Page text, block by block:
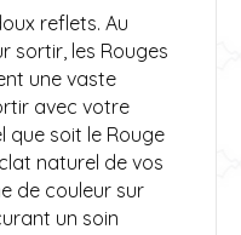
reflets. Au
sortir, les Rouges
une vaste
avec votre
que soit le Rouge
naturel de vos
de couleur sur
un soin